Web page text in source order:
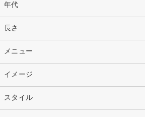
年代
指定なし
10代
30代
長さ
指定なし
ショート
セミロング
メニュー
指定なし
カラー
イメージ
指定なし
スタイル